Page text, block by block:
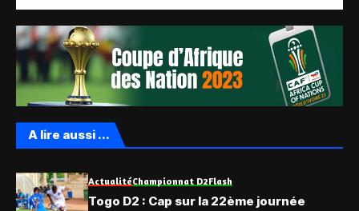
A lire aussi ...
ActualitéChampionnat D2Flash
Togo D2 : Cap sur la 22ème journée